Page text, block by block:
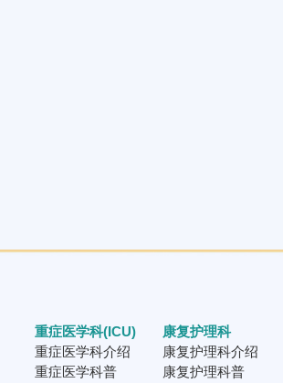
重症医学科(ICU)
重症医学科介绍
重症医学科普
康复护理科
康复护理科介绍
康复护理科普